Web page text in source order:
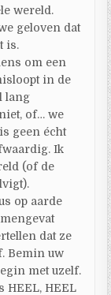
wereld.
geloven dat
is.
om een
in de
lang
of… we
geen écht
Ik
(of de
op aarde
dat ze
Bemin uw
met uzelf.
HEEL, HEEL